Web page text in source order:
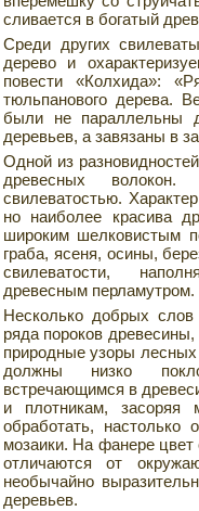
сливается в богатый
Среди других
дерево и
повести «Колхида»:
тюльпанового дерева.
были не параллельны
деревьев, а завязаны в
Одной из
древесных
свилеватостью.
но наиболее красива
широким шелковистым
граба, ясеня, осины,
свилеватости,
древесным перламутром.
Несколько добрых
ряда пороков
природные узоры
должны низко
встречающимся в
и плотникам, засоряя
обработать, настолько
мозаики. На фанере цвет
отличаются от
необычайно
деревьев.